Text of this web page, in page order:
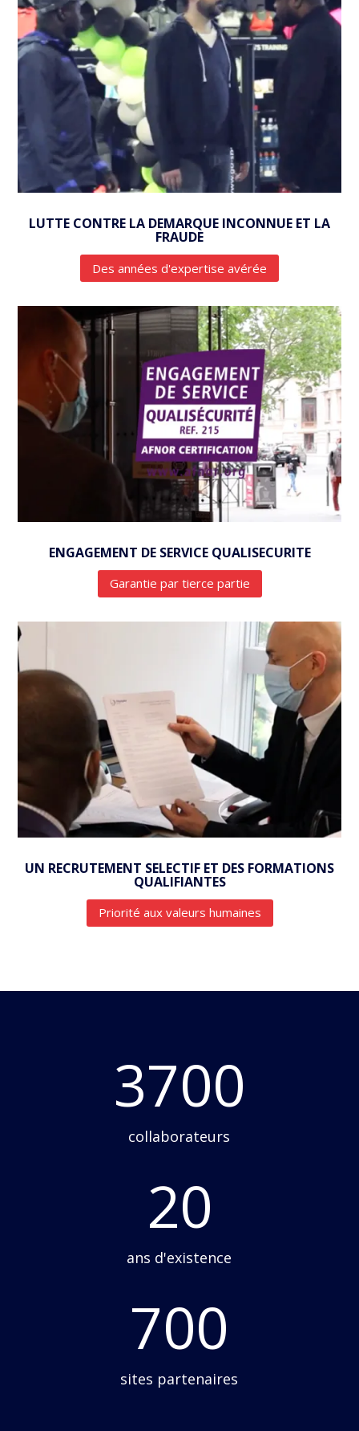
LUTTE CONTRE LA DEMARQUE INCONNUE ET LA
FRAUDE
Des années d'expertise avérée
ENGAGEMENT DE SERVICE QUALISECURITE
Garantie par tierce partie
UN RECRUTEMENT SELECTIF ET DES FORMATIONS
QUALIFIANTES
Priorité aux valeurs humaines
3700
collaborateurs
20
ans d'existence
700
sites partenaires